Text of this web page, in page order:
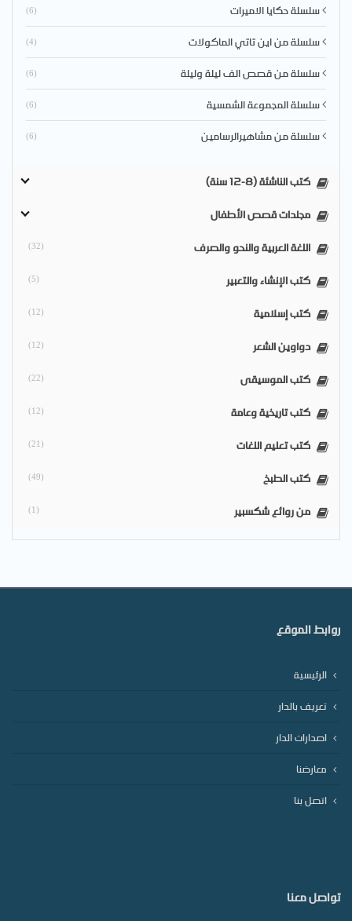
سلسلة حكايا الاميرات (6)
سلسلة من اين تاتي الماكولات (4)
سلسلة من قصص الف ليلة وليلة (6)
سلسلة المجموعة الشمسية (6)
سلسلة من مشاهيرالرسامين (6)
كتب الناشئة (8-12 سنة)
مجلدات قصص الأطفال
اللغة العربية والنحو والصرف
(32)
كتب الإنشاء والتعبير (5)
كتب إسلامية (12)
دواوين الشعر (12)
كتب الموسيقى (22)
كتب تاريخية وعامة (12)
كتب تعليم اللغات (21)
كتب الطبخ (49)
من روائع شكسبير (1)
روابط الموقع
الرئيسية
تعريف بالدار
اصدارات الدار
معارضنا
اتصل بنا
تواصل معنا